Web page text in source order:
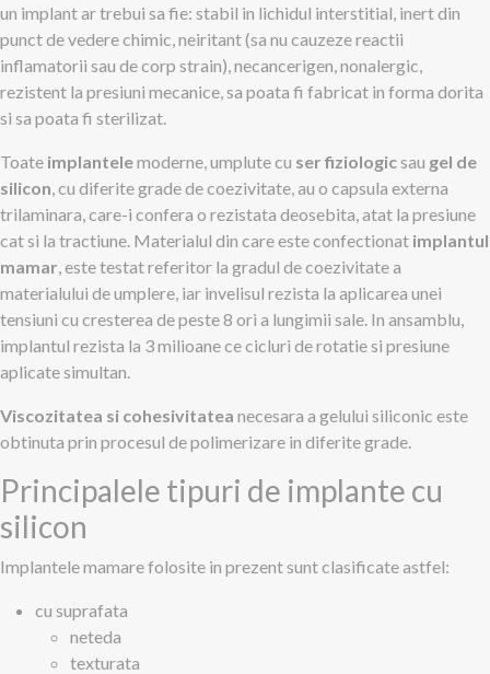
un implant ar trebui sa fie: stabil in lichidul interstitial, inert din
punct de vedere chimic, neiritant (sa nu cauzeze reactii
inflamatorii sau de corp strain), necancerigen, nonalergic,
rezistent la presiuni mecanice, sa poata fi fabricat in forma dorita
si sa poata fi sterilizat.
Toate implantelemoderne, umplute cu ser fiziologicsau gel de
silicon, cu diferite grade de coezivitate, au o capsula externa
trilaminara, care-i confera o rezistata deosebita, atat la presiune
cat si la tractiune. Materialul din care este confectionat implantul
mamar, este testat referitor la gradul de coezivitate a
materialului de umplere, iar invelisul rezista la aplicarea unei
tensiuni cu cresterea de peste 8 ori a lungimii sale. In ansamblu,
implantul rezista la 3 milioane ce cicluri de rotatie si presiune
aplicate simultan.
Viscozitatea si cohesivitatea necesara a gelului siliconic este
obtinuta prin procesul de polimerizare in diferite grade.
Principalele tipuri de implante cu
silicon
Implantele mamare folosite in prezent sunt clasificate astfel:
cu suprafata
neteda
texturata